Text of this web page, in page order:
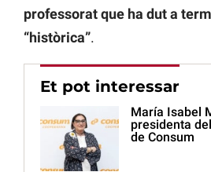
professorat que ha dut a
“històrica”.
Et pot interessar
María Isabel
presidenta
de Consum